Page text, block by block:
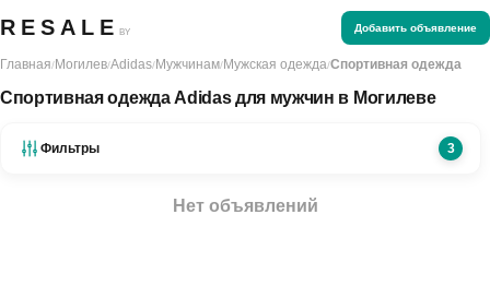
RESALE BY Добавить объявление
Главная/Могилев/Adidas/Мужчинам/Мужская одежда/Спортивная одежда
Спортивная одежда Adidas для мужчин в Могилеве
Фильтры 3
Нет объявлений